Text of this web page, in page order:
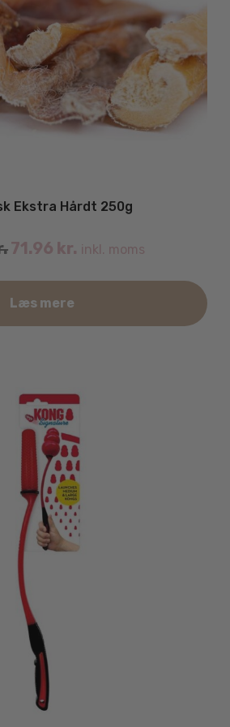
Ekstra Hårdt 250g
71.96 kr. inkl. moms
Læs mere